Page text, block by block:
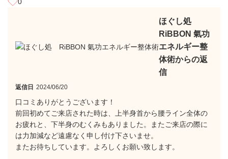
ほぐし処
RiBBON 氣功
エネルギー整
体術からの返
信
返信日 2024/06/20
口コミありがとうございます！
前回初めてご来店された時は、上半身首から腰ライン全体の
お疲れと、下半身のむくみもありました。またご来店の際に
は力加減など遠慮なく申し付け下さいませ。
またお待ちしています。よろしくお願い致します。